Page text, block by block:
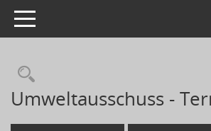
Toggle navigation
Umweltausschuss -